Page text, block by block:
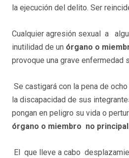
la ejecución del delito. Ser
Cualquier agresión sexual a
inutilidad de un órgano o
provoque una grave enfermedad
Se castigará con la pena de
la discapacidad de sus
pongan en peligro su vida o
órgano o miembro no
El que lleve a cabo